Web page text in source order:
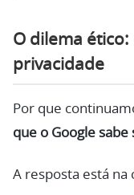
O dilema
privacidade
Por que
que o Google sabe
A resposta está na